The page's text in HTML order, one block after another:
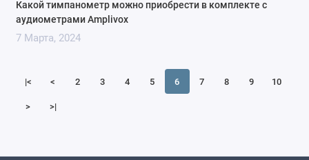
Какой тимпанометр можно приобрести в комплекте с
аудиометрами Amplivox
7 Марта, 2024
|< < 2 3 4 5 6 7 8 9 10
> >|